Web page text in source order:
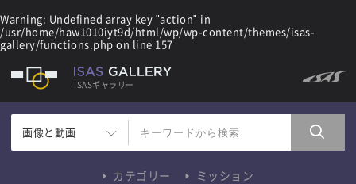
Warning: Undefined array key "action" in
/usr/home/haw1010iyt9d/html/wp/wp-content/themes/isas-
gallery/functions.php on line 157
ISASギャラリー
画像と動画
カテゴリー ミッション